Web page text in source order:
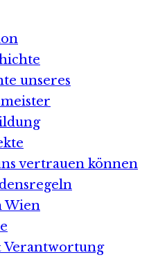
unseres
vertrauen können
Wien
Verantwortung